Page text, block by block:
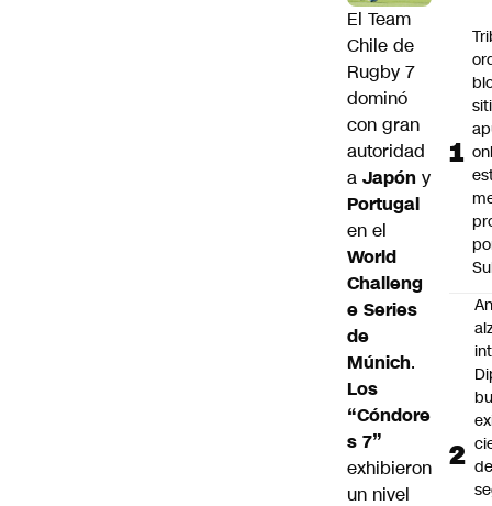
El Team
Chile de
Rugby 7
dominó
con gran
autoridad
a Japón y
Portugal
en el
World
Challeng
e Series
de
Múnich.
Los
“Cóndore
s 7”
exhibieron
un nivel
de